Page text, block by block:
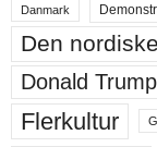
Danmark
Den
Donald Trump
Flerkultur